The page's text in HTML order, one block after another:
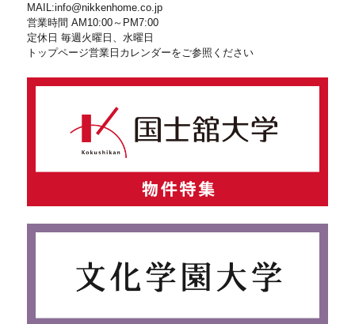
MAIL:info@nikkenhome.co.jp
営業時間 AM10:00～PM7:00
定休日 毎週火曜日、水曜日
トップページ営業日カレンダーをご参照ください